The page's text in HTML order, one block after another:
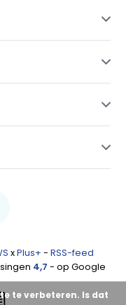
xPlus+ - RSS-feed
4,7 - op Google
te verbeteren. Is dat